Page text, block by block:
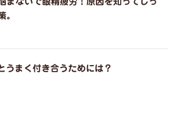
。
うまく付き合うためには？